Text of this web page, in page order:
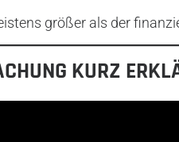
größer als der
KURZ